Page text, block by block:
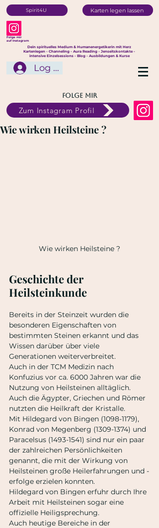
Spirit4U Karten legen lassen
Folge mir
auf Instagram
Dein spirituelles Medium & Humanenergetikerin mit Herz
Kartenlegen - Channeling - Aura Reading - Jenseitskontakte -
intensive Einzelsessions - Blog - Ausbildungen & Kurse
Log In
Folge mir
Zum Instagram Profil
Wie wirken Heilsteine ?
Wie wirken Heilsteine ?
Geschichte der
Heilsteinkunde
Bereits in der Steinzeit wurden die
besonderen Eigenschaften von
bestimmten Steinen erkannt und das
Wissen darüber über viele
Generationen weiterverbreitet.
Auch in der TCM Medizin nach
Konfuzius vor ca. 6000 Jahren war die
Nutzung von Heilsteinen alltäglich.
Auch die Ägypter, Griechen und Römer
nutzten die Heilkraft der Kristalle.
Mit Hildegard von Bingen (1098-1179),
Konrad von Megenberg (1309-1374) und
Paracelsus (1493-1541) sind nur ein paar
der zahlreichen Persönlichkeiten
genannt, die mit der Wirkung von
Heilsteinen große Heilerfahrungen und -
erfolge erzielen konnten.
Hildegard von Bingen erfuhr durch Ihre
Arbeit mit Heilsteinen sogar eine
offizielle Heiligsprechung.
Auch heutige Bereiche in der